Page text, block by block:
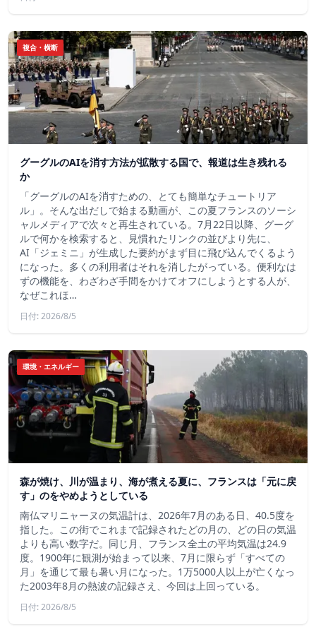
複合・横断
グーグルのAIを消す方法が拡散する国で、報道は生き残れる
か
「グーグルのAIを消すための、とても簡単なチュートリア
ル」。そんな出だしで始まる動画が、この夏フランスのソーシ
ャルメディアで次々と再生されている。7月22日以降、グーグ
ルで何かを検索すると、見慣れたリンクの並びより先に、
AI「ジェミニ」が生成した要約がまず目に飛び込んでくるよう
になった。多くの利用者はそれを消したがっている。便利なは
ずの機能を、わざわざ手間をかけてオフにしようとする人が、
なぜこれほ…
日付: 2026/8/5
環境・エネルギー
森が焼け、川が温まり、海が煮える夏に、フランスは「元に戻
す」のをやめようとしている
南仏マリニャーヌの気温計は、2026年7月のある日、40.5度を
指した。この街でこれまで記録されたどの月の、どの日の気温
よりも高い数字だ。同じ月、フランス全土の平均気温は24.9
度。1900年に観測が始まって以来、7月に限らず「すべての
月」を通じて最も暑い月になった。1万5000人以上が亡くなっ
た2003年8月の熱波の記録さえ、今回は上回っている。
日付: 2026/8/5